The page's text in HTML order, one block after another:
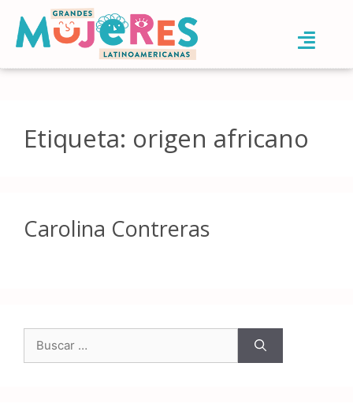
Etiqueta: origen africano
Carolina Contreras